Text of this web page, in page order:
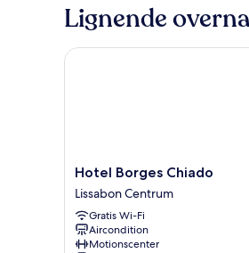
Lignende
Hotel
Borges
Chiado
Lissabon
Centrum
Hotel Borges Chiado
Lissabon Centrum
Gratis Wi-Fi
Aircondition
Motionscenter
Hotel Borges Chiado